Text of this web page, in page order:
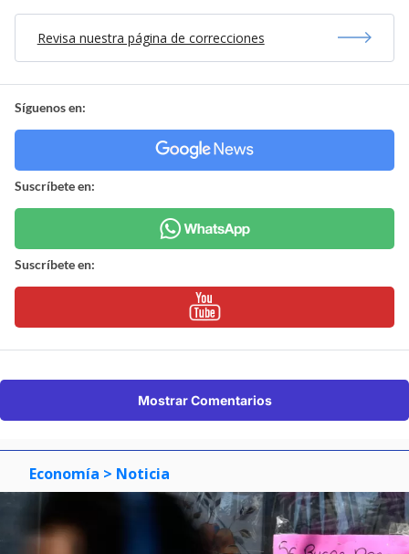
Revisa nuestra página de correcciones
Síguenos en:
Suscríbete en:
Suscríbete en:
Mostrar Comentarios
Economía > Noticia